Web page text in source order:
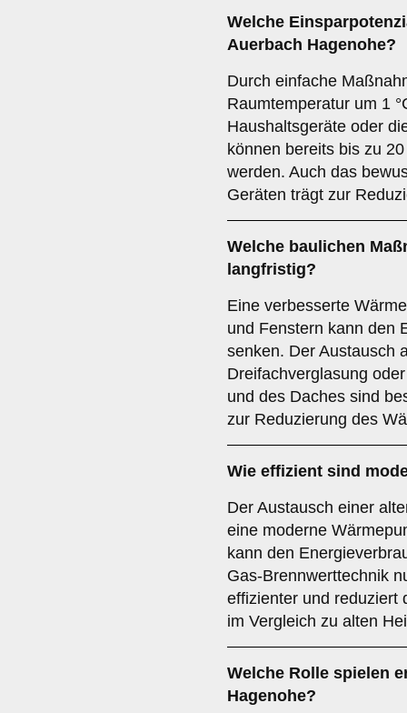
Welche
Auerbach Hagenohe?
Durch einfache
Raumtemperatur um 1
Haushaltsgeräte oder
können bereits bis zu
werden. Auch das
Geräten trägt zur
Welche baulichen
langfristig?
Eine verbesserte
und Fenstern kann den
senken. Der Austausch
Dreifachverglasung
und des Daches sind
zur Reduzierung des
Wie effizient sind
Der Austausch einer
eine moderne
kann den
Gas-Brennwerttechnik
effizienter und reduziert
im Vergleich zu alten
Welche Rolle spielen
Hagenohe?